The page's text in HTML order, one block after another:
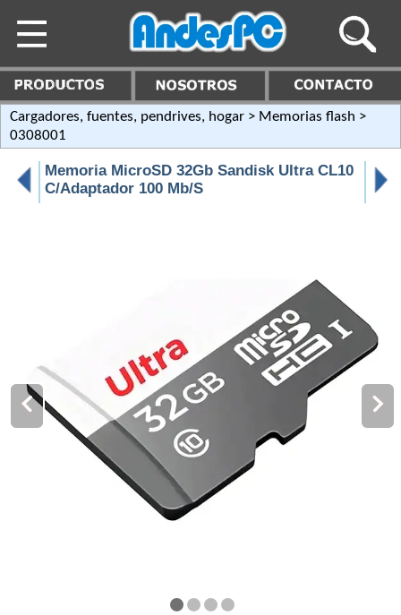
Cargadores, fuentes, pendrives, hogar > Memorias flash >
0308001
Memoria MicroSD 32Gb Sandisk Ultra CL10
C/Adaptador 100 Mb/S